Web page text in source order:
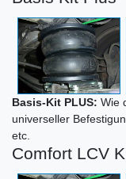
Basis-Kit PLUS: Wie
universeller
etc.
Comfort LCV